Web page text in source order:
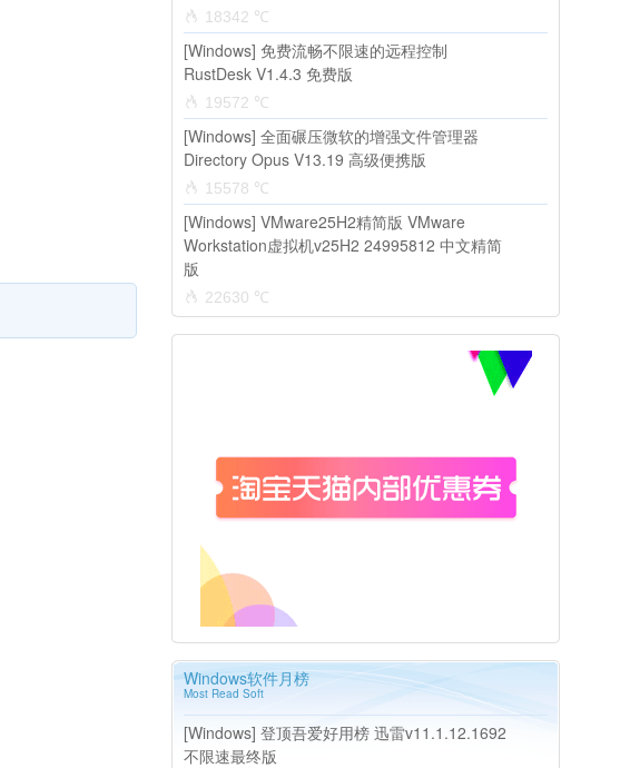
18342 ℃
[Windows] 免费流畅不限速的远程控制
RustDesk V1.4.3 免费版
19572 ℃
[Windows] 全面碾压微软的增强文件管理器
Directory Opus V13.19 高级便携版
15578 ℃
[Windows] VMware25H2精简版 VMware
Workstation虚拟机v25H2 24995812 中文精简
版
22630 ℃
Windows软件月榜
Most Read Soft
[Windows] 登顶吾爱好用榜 迅雷v11.1.12.1692
不限速最终版